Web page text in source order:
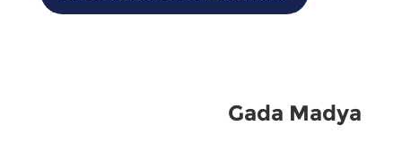
Gada Madya